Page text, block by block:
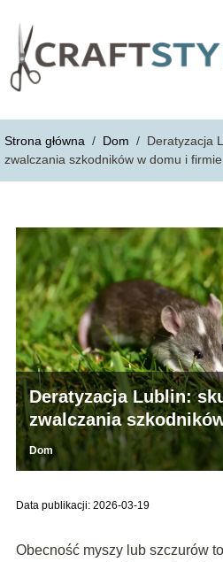
Strona główna / Dom / Deratyzacja
zwalczania szkodników w domu i firmie
Deratyzacja Lublin:
zwalczania
Dom
Data publikacji: 2026-03-19
Obecność myszy lub szczurów